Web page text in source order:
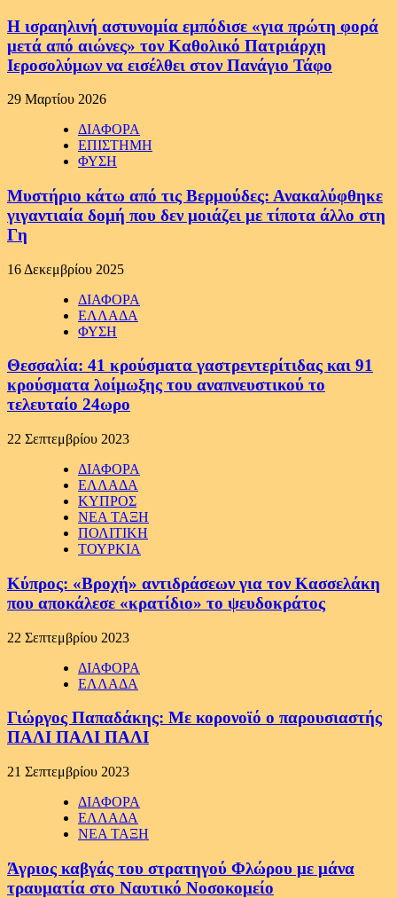
Η ισραηλινή αστυνομία εμπόδισε «για πρώτη φορά
μετά από αιώνες» τον Καθολικό Πατριάρχη
Ιεροσολύμων να εισέλθει στον Πανάγιο Τάφο
29 Μαρτίου 2026
ΔΙΑΦΟΡΑ
ΕΠΙΣΤΗΜΗ
ΦΥΣΗ
Μυστήριο κάτω από τις Βερμούδες: Ανακαλύφθηκε
γιγαντιαία δομή που δεν μοιάζει με τίποτα άλλο στη
Γη
16 Δεκεμβρίου 2025
ΔΙΑΦΟΡΑ
ΕΛΛΑΔΑ
ΦΥΣΗ
Θεσσαλία: 41 κρούσματα γαστρεντερίτιδας και 91
κρούσματα λοίμωξης του αναπνευστικού το
τελευταίο 24ωρο
22 Σεπτεμβρίου 2023
ΔΙΑΦΟΡΑ
ΕΛΛΑΔΑ
ΚΥΠΡΟΣ
ΝΕΑ ΤΑΞΗ
ΠΟΛΙΤΙΚΗ
ΤΟΥΡΚΙΑ
Κύπρος: «Βροχή» αντιδράσεων για τον Κασσελάκη
που αποκάλεσε «κρατίδιο» το ψευδοκράτος
22 Σεπτεμβρίου 2023
ΔΙΑΦΟΡΑ
ΕΛΛΑΔΑ
Γιώργος Παπαδάκης: Με κορονοϊό ο παρουσιαστής
ΠΑΛΙ ΠΑΛΙ ΠΑΛΙ
21 Σεπτεμβρίου 2023
ΔΙΑΦΟΡΑ
ΕΛΛΑΔΑ
ΝΕΑ ΤΑΞΗ
Άγριος καβγάς του στρατηγού Φλώρου με μάνα
τραυματία στο Ναυτικό Νοσοκομείο